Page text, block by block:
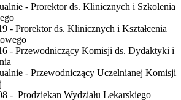
- Prorektor ds. Klinicznych i Szkolenia
- Prorektor ds. Klinicznych i Kształcenia
- Przewodniczący Komisji ds. Dydaktyki i
- Przewodniczący Uczelnianej Komisji
- Prodziekan Wydziału Lekarskiego